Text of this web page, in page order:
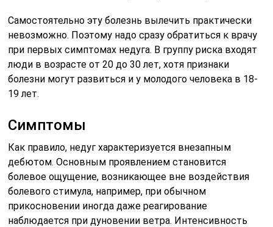
Самостоятельно эту болезнь вылечить практически
невозможно. Поэтому надо сразу обратиться к врачу
при первых симптомах недуга. В группу риска входят
люди в возрасте от 20 до 30 лет, хотя признаки
болезни могут развиться и у молодого человека в 18-
19 лет.
Симптомы
Как правило, недуг характеризуется внезапным
дебютом. Основным проявлением становится
болевое ощущение, возникающее вне воздействия
болевого стимула, например, при обычном
прикосновении иногда даже реагирование
наблюдается при дуновении ветра. Интенсивность